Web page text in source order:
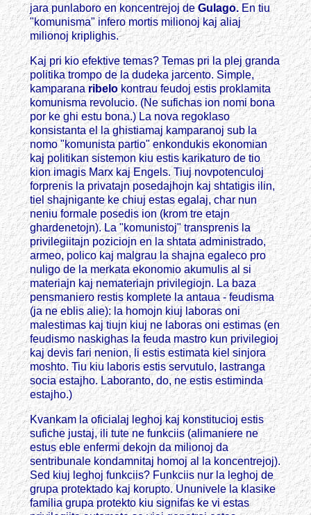
jara punlaboro en koncentrejoj deGulago.En tiu
"komunisma" infero mortis milionoj kaj aliaj
milionoj kriplighis.
Kaj pri kio efektive temas? Temas pri la plej granda
politika trompo de la dudeka jarcento. Simple,
kamparanaribelokontrau feudoj estis proklamita
komunisma revolucio. (Ne sufichas ion nomi bona
por ke ghi estu bona.) La nova regoklaso
konsistanta el la ghistiamaj kamparanoj sub la
nomo "komunista partio" enkondukis ekonomian
kaj politikan sistemon kiu estis karikaturo de tio
kion imagis Marx kaj Engels. Tiuj novpotenculoj
forprenis la privatajn posedajhojn kaj shtatigis ilin,
tiel shajnigante ke chiuj estas egalaj, char nun
neniu formale posedis ion (krom tre etajn
ghardenetojn). La "komunistoj" transprenis la
privilegiitajn poziciojn en la shtata administrado,
armeo, polico kaj malgrau la shajna egaleco pro
nuligo de la merkata ekonomio akumulis al si
materiajn kaj nemateriajn privilegiojn. La baza
pensmaniero restis komplete la antaua - feudisma
(ja ne eblis alie): la homojn kiuj laboras oni
malestimas kaj tiujn kiuj ne laboras oni estimas (en
feudismo naskighas la feuda mastro kun privilegioj
kaj devis fari nenion, li estis estimata kiel sinjora
moshto. Tiu kiu laboris estis servutulo, lastranga
socia estajho. Laboranto, do, ne estis estiminda
estajho.)
Kvankam la oficialaj leghoj kaj konstitucioj estis
sufiche justaj, ili tute ne funkciis (alimaniere ne
estus eble enfermi dekojn da milionoj da
sentribunale kondamnitaj homoj al la koncentrejoj).
Sed kiuj leghoj funkciis? Funkciis nur la leghoj de
grupa protektado kaj korupto. Ununivele la klasike
familia grupa protekto kiu signifas ke vi estas